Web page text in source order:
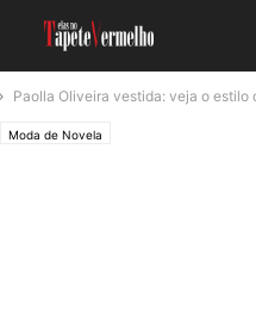
Paolla Oliveira vestida: veja o estilo
Moda de Novela